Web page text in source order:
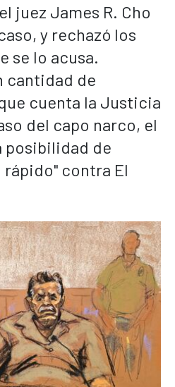
juez James R. Cho
y rechazó los
se lo acusa.
cantidad de
cuenta la Justicia
del capo narco, el
posibilidad de
contra El